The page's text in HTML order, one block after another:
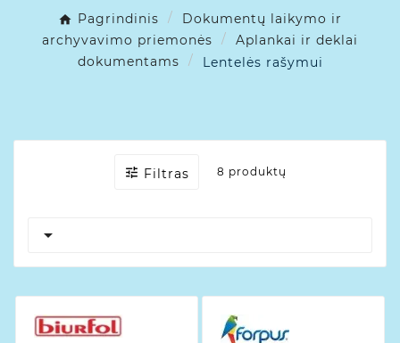
Pagrindinis
Dokumentų laikymo ir
archyvavimo priemonės
Aplankai ir deklai
dokumentams
Lentelės rašymui
 Filtras 8 produktų
